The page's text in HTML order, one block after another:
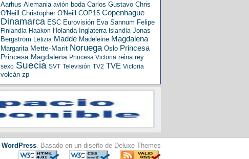
Aarhus Alemania avión boda Carlos Gustavo Chris
O'Neill
Christopher O'Neill COP15 Copenhague
Dinamarca ESC Eurovisión Eva Sannum Felipe
Finlandia Haakon Holanda Inglaterra Islandia Jonas
Bergström Letizia Madde Madeleine Magdalena
Margarita Mette-Marit Noruega Oslo Princesa
Princesa Magdalena Princesa Victoria reina rey
sexo Suecia SVT Televisión TV2 TVE Victoria
volcán zp
WordPress. Basado en un diseño de Deluxe Themes